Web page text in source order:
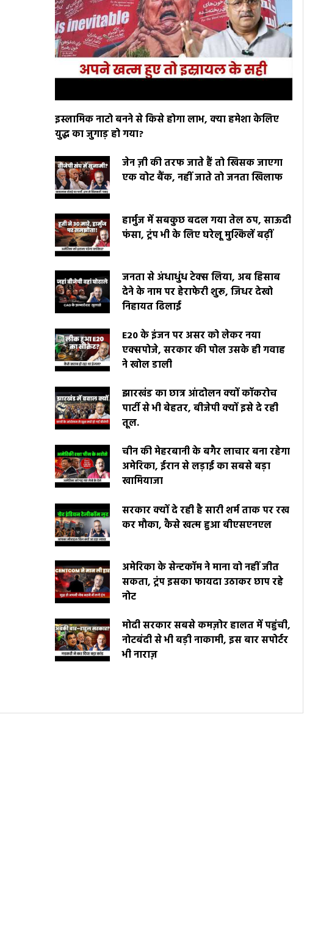
इस्लामिक नाटो बनने से किसे होगा लाभ, क्या हमेशा केलिए
युद्ध का जुगाड़ हो गया?
जेन ज़ी की तरफ जाते हैं तो खिसक जाएगा
एक वोट बैंक, नहीं जाते तो जनता खिलाफ
हार्मुज में सबकुछ बदल गया तेल ठप, साऊदी
फंसा, ट्रंप भी के लिए घरेलू मुश्किलें बढ़ीं
जनता से अंधाधुंध टेक्स लिया, अब हिसाब
देने के नाम पर हेराफेरी शुरू, जिधर देखो
निहायत ढिलाई
E20 के इंजन पर असर को लेकर नया
एक्सपोजे, सरकार की पोल उसके ही गवाह
ने खोल डाली
झारखंड का छात्र आंदोलन क्यों कॉकरोच
पार्टी से भी बेहतर, बीजेपी क्यों इसे दे रही
तूल.
चीन की मेहरबानी के बगैर लाचार बना रहेगा
अमेरिका, ईरान से लड़ाई का सबसे बड़ा
खामियाजा
सरकार क्यों दे रही है सारी शर्म ताक पर रख
कर मौका, कैसे खत्म हुआ बीएसएनएल
अमेरिका के सेन्टकॉम ने माना वो नहीं जीत
सकता, ट्रंप इसका फायदा उठाकर छाप रहे
नोट
मोदी सरकार सबसे कमज़ोर हालत में पहुंची,
नोटबंदी से भी बड़ी नाकामी, इस बार सपोर्टर
भी नाराज़